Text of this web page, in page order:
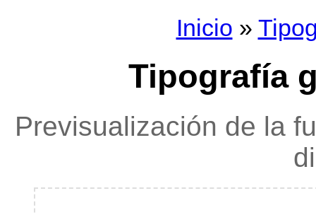
Inicio »
Tipografía
Previsualización de la